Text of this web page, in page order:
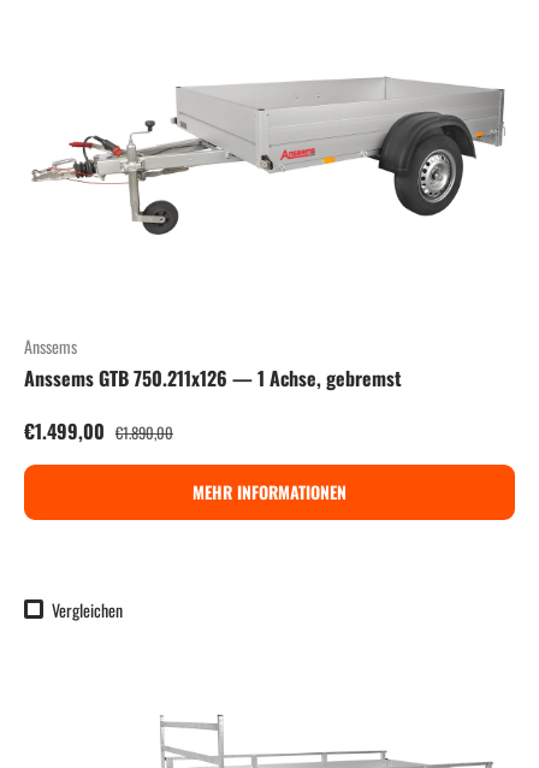
Anssems
Anssems GTB 750.211x126 — 1 Achse, gebremst
Verkaufspreis
€1.499,00 Normaler Preis
€1.890,00
MEHR INFORMATIONEN
Vergleichen